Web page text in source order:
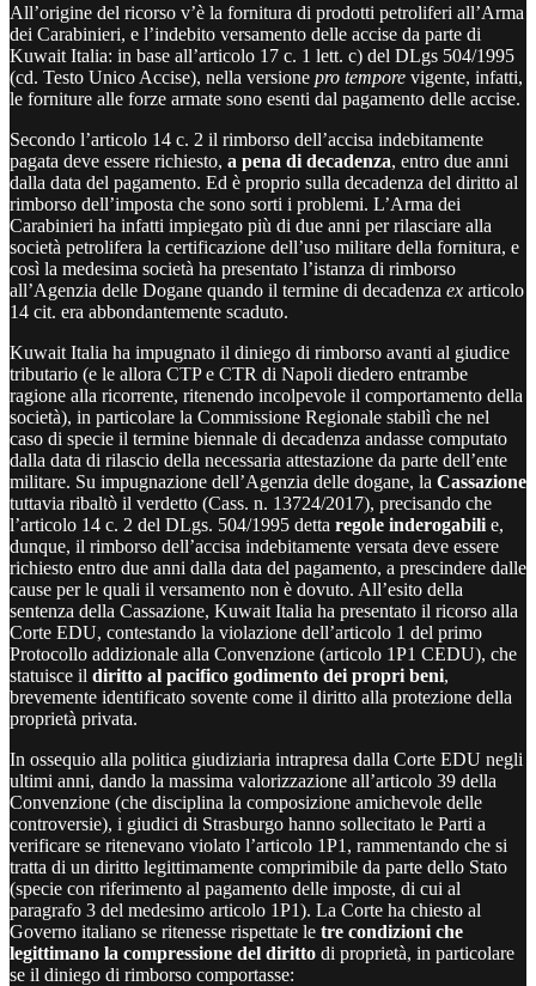
All’origine del ricorso v’è la fornitura di prodotti petroliferi all’Arma
dei Carabinieri, e l’indebito versamento delle accise da parte di
Kuwait Italia: in base all’articolo 17 c. 1 lett. c) del DLgs 504/1995
(cd. Testo Unico Accise), nella versione pro tempore vigente, infatti,
le forniture alle forze armate sono esenti dal pagamento delle accise.
Secondo l’articolo 14 c. 2 il rimborso dell’accisa indebitamente
pagata deve essere richiesto, a pena di decadenza, entro due anni
dalla data del pagamento. Ed è proprio sulla decadenza del diritto al
rimborso dell’imposta che sono sorti i problemi. L’Arma dei
Carabinieri ha infatti impiegato più di due anni per rilasciare alla
società petrolifera la certificazione dell’uso militare della fornitura, e
così la medesima società ha presentato l’istanza di rimborso
all’Agenzia delle Dogane quando il termine di decadenza ex articolo
14 cit. era abbondantemente scaduto.
Kuwait Italia ha impugnato il diniego di rimborso avanti al giudice
tributario (e le allora CTP e CTR di Napoli diedero entrambe
ragione alla ricorrente, ritenendo incolpevole il comportamento della
società), in particolare la Commissione Regionale stabilì che nel
caso di specie il termine biennale di decadenza andasse computato
dalla data di rilascio della necessaria attestazione da parte dell’ente
militare. Su impugnazione dell’Agenzia delle dogane, la Cassazione
tuttavia ribaltò il verdetto (Cass. n. 13724/2017), precisando che
l’articolo 14 c. 2 del DLgs. 504/1995 detta regole inderogabili e,
dunque, il rimborso dell’accisa indebitamente versata deve essere
richiesto entro due anni dalla data del pagamento, a prescindere dalle
cause per le quali il versamento non è dovuto. All’esito della
sentenza della Cassazione, Kuwait Italia ha presentato il ricorso alla
Corte EDU, contestando la violazione dell’articolo 1 del primo
Protocollo addizionale alla Convenzione (articolo 1P1 CEDU), che
statuisce il diritto al pacifico godimento dei propri beni,
brevemente identificato sovente come il diritto alla protezione della
proprietà privata.
In ossequio alla politica giudiziaria intrapresa dalla Corte EDU negli
ultimi anni, dando la massima valorizzazione all’articolo 39 della
Convenzione (che disciplina la composizione amichevole delle
controversie), i giudici di Strasburgo hanno sollecitato le Parti a
verificare se ritenevano violato l’articolo 1P1, rammentando che si
tratta di un diritto legittimamente comprimibile da parte dello Stato
(specie con riferimento al pagamento delle imposte, di cui al
paragrafo 3 del medesimo articolo 1P1). La Corte ha chiesto al
Governo italiano se ritenesse rispettate le tre condizioni che
legittimano la compressione del diritto di proprietà, in particolare
se il diniego di rimborso comportasse: